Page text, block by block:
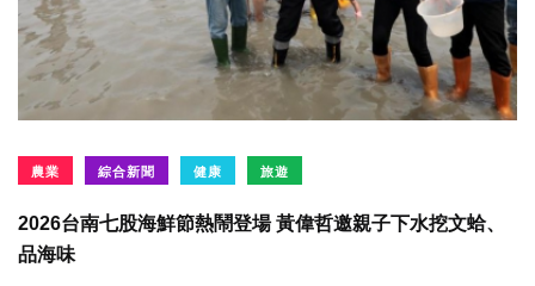
農業 綜合新聞 健康 旅遊
2026台南七股海鮮節熱鬧登場 黃偉哲邀親子下水挖文蛤、
品海味